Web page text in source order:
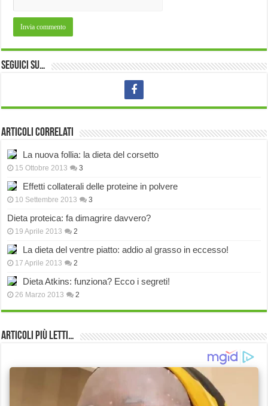
Seguici su…
Articoli correlati
La nuova follia: la dieta del corsetto
15 Ottobre 2013 3
Effetti collaterali delle proteine in polvere
10 Settembre 2013 3
Dieta proteica: fa dimagrire davvero?
19 Aprile 2013 2
La dieta del ventre piatto: addio al grasso in eccesso!
17 Aprile 2013 2
Dieta Atkins: funziona? Ecco i segreti!
26 Marzo 2013 2
Articoli più Letti…